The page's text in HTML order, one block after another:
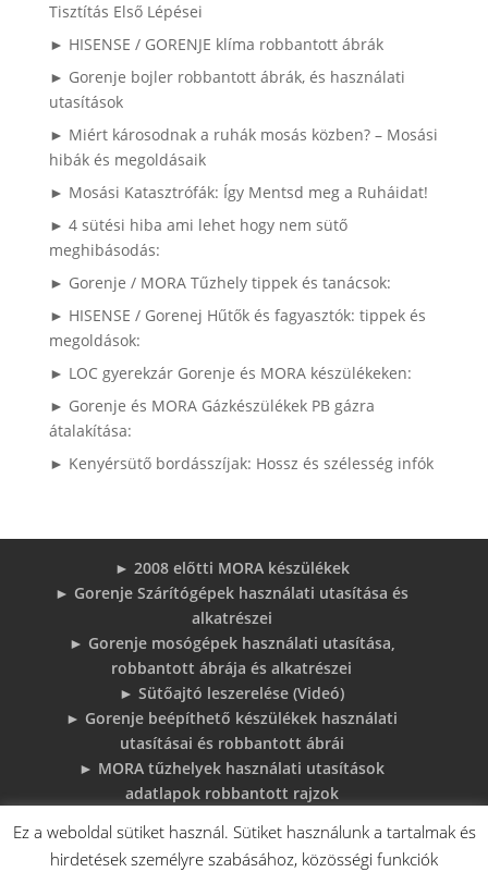
Tisztítás Első Lépései
► HISENSE / GORENJE klíma robbantott ábrák
► Gorenje bojler robbantott ábrák, és használati
utasítások
► Miért károsodnak a ruhák mosás közben? – Mosási
hibák és megoldásaik
► Mosási Katasztrófák: Így Mentsd meg a Ruháidat!
► 4 sütési hiba ami lehet hogy nem sütő
meghibásodás:
► Gorenje / MORA Tűzhely tippek és tanácsok:
► HISENSE / Gorenej Hűtők és fagyasztók: tippek és
megoldások:
► LOC gyerekzár Gorenje és MORA készülékeken:
► Gorenje és MORA Gázkészülékek PB gázra
átalakítása:
► Kenyérsütő bordásszíjak: Hossz és szélesség infók
► 2008 előtti MORA készülékek
► Gorenje Szárítógépek használati utasítása és
alkatrészei
► Gorenje mosógépek használati utasítása,
robbantott ábrája és alkatrészei
► Sütőajtó leszerelése (Videó)
► Gorenje beépíthető készülékek használati
utasításai és robbantott ábrái
► MORA tűzhelyek használati utasítások
adatlapok robbantott rajzok
megoldások
Ez a weboldal sütiket használ. Sütiket használunk a tartalmak és
hirdetések személyre szabásához, közösségi funkciók